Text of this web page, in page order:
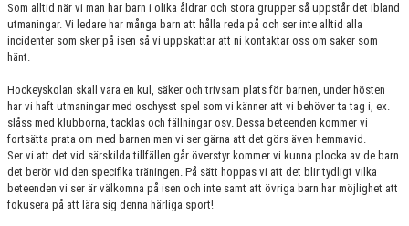
Som alltid när vi man har barn i olika åldrar och stora grupper så uppstår det ibland
utmaningar. Vi ledare har många barn att hålla reda på och ser inte alltid alla
incidenter som sker på isen så vi uppskattar att ni kontaktar oss om saker som
hänt.
Hockeyskolan skall vara en kul, säker och trivsam plats för barnen, under hösten
har vi haft utmaningar med oschysst spel som vi känner att vi behöver ta tag i, ex.
slåss med klubborna, tacklas och fällningar osv. Dessa beteenden kommer vi
fortsätta prata om med barnen men vi ser gärna att det görs även hemmavid.
Ser vi att det vid särskilda tillfällen går överstyr kommer vi kunna plocka av de barn
det berör vid den specifika träningen. På sätt hoppas vi att det blir tydligt vilka
beteenden vi ser är välkomna på isen och inte samt att övriga barn har möjlighet att
fokusera på att lära sig denna härliga sport!